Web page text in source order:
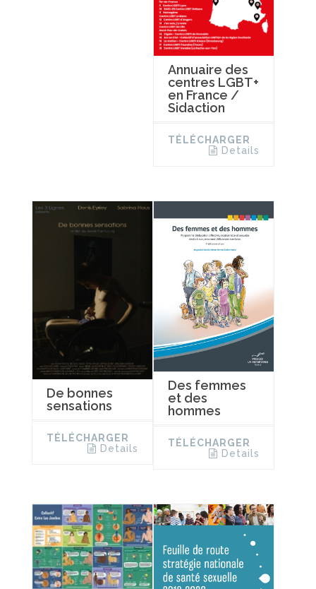
Annuaire des
centres LGBT+
en France /
Sidaction
TÉLÉCHARGER
Details
De bonnes
sensations
TÉLÉCHARGER
Details
Des femmes
et des
hommes
TÉLÉCHARGER
Details